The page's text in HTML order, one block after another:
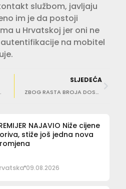
službom, javljaju
im je da postoji
u Hrvatskoj jer oni ne
na mobitel
tjedan?
SLJEDEĆA
ZBOG RASTA BROJA DOSTAVLJENIH PAKETA Rekordni prihodi poštanskog tržišta
NAJAVIO Niže cijene
stiže još jedna nova
09.08.2026